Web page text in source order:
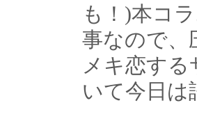
も！)本コ
事なので、
メキ恋す
いて今日は